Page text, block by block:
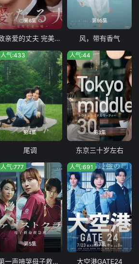
第6集
致亲爱的丈夫 完美妻子的谎言
第95集
风，带有香气
第4集
人气:433
尾调
第3集
人气:44
东京三十岁左右
第5集
人气:777
第一声啼哭母子救命急救班
第3集
人气:691
大空港GATE24